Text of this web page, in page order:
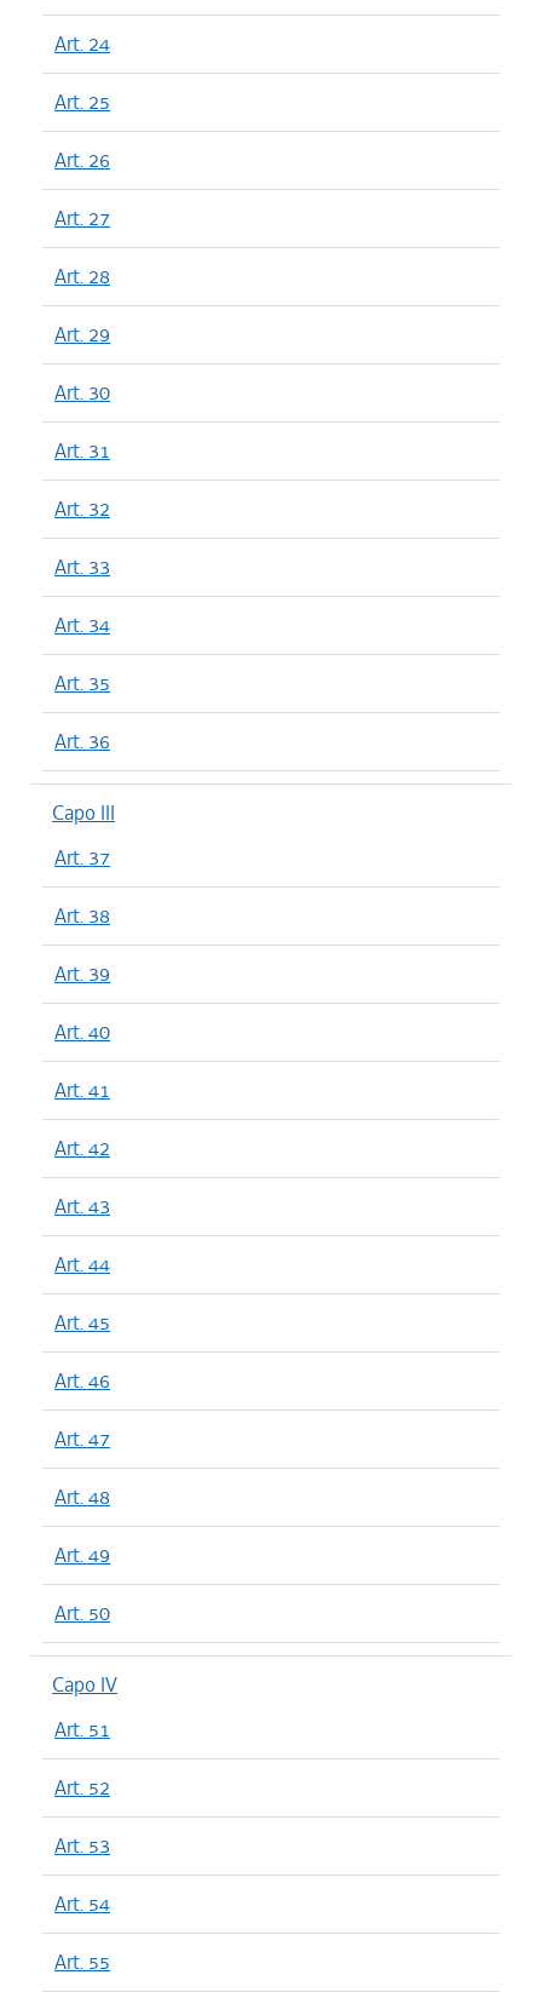
Art. 24
Art. 25
Art. 26
Art. 27
Art. 28
Art. 29
Art. 30
Art. 31
Art. 32
Art. 33
Art. 34
Art. 35
Art. 36
Capo III
Art. 37
Art. 38
Art. 39
Art. 40
Art. 41
Art. 42
Art. 43
Art. 44
Art. 45
Art. 46
Art. 47
Art. 48
Art. 49
Art. 50
Capo IV
Art. 51
Art. 52
Art. 53
Art. 54
Art. 55